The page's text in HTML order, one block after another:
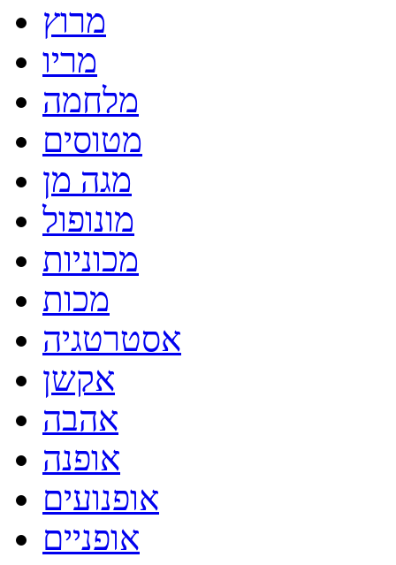
מרוץ
מריו
מלחמה
מטוסים
מגה מן
מונופול
מכוניות
מכות
אסטרטגיה
אקשן
אהבה
אופנה
אופנועים
אופניים